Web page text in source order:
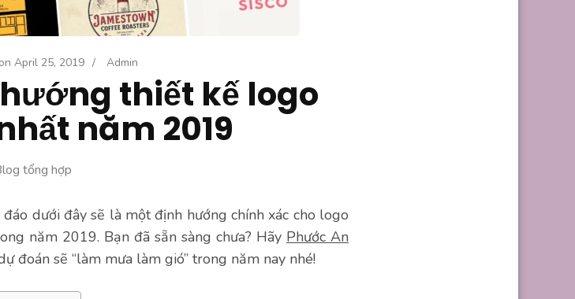
April 25, 2019 / Admin
thiết kế logo
năm 2019
tổng hợp
đáo dưới đây sẽ là một định hướng chính xác cho logo
năm 2019. Bạn đã sẵn sàng chưa? Hãy Phước An
đoán sẽ “làm mưa làm gió” trong năm nay nhé!